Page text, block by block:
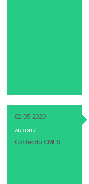
02-05-2020
AUTOR /
Col·lectiu CMES